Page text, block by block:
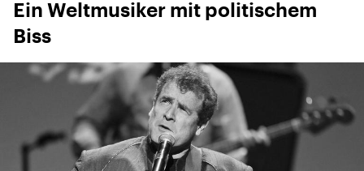
Ein Weltmusiker mit politischem
Biss